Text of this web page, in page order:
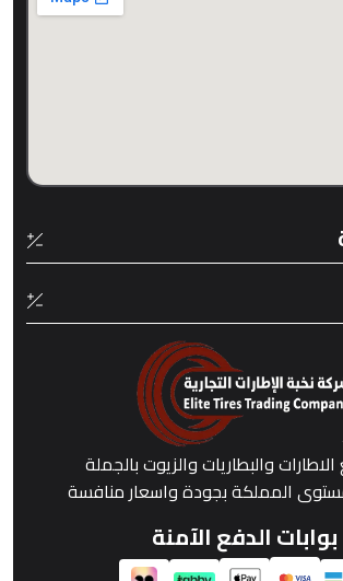
والبطاريات والزيوت بالجملة
المملكة بجودة واسعار منافسة
بوابات الدفع الآمنة